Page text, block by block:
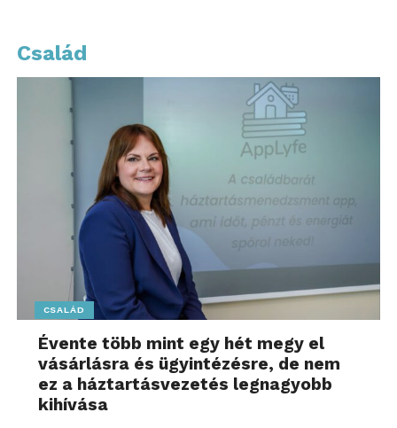
Család
CSALÁD
Évente több mint egy hét megy el
vásárlásra és ügyintézésre, de nem
ez a háztartásvezetés legnagyobb
kihívása